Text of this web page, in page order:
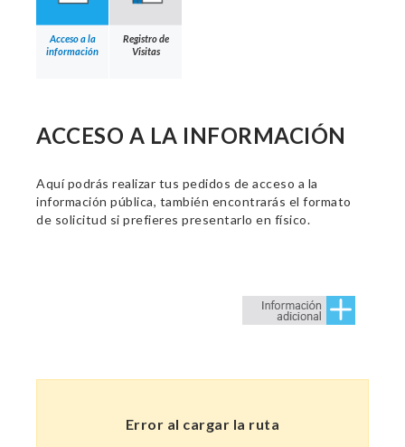
Acceso a la
información
Registro de
Visitas
ACCESO A LA INFORMACIÓN
Aquí podrás realizar tus pedidos de acceso a la
información pública, también encontrarás el formato
de solicitud si prefieres presentarlo en físico.
Error al cargar la ruta